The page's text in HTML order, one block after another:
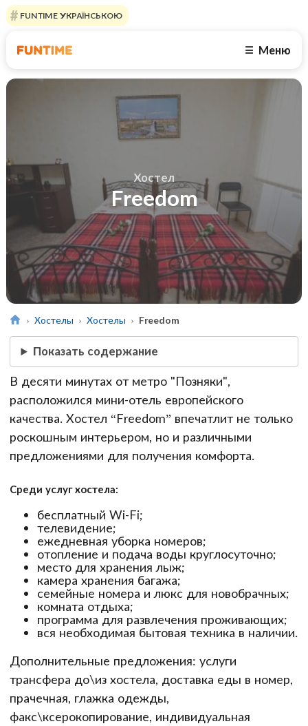
FUNTIME УКРАЇНСЬКОЮ
☰ Меню
Хостел
Freedom
Хостелы Хостелы Freedom
Показать содержание
В десяти минутах от метро "Позняки",
расположился мини-отель европейского
качества. Хостел “Freedom” впечатлит не только
роскошным интерьером, но и различными
предложениями для получения комфорта.
Среди услуг хостела:
бесплатный Wi-Fi;
телевидение;
ежедневная уборка номеров;
отопление и подача воды круглосуточно;
место для хранения лыж;
камера хранения багажа;
семейные номера и люкс для новобрачных;
комната отдыха;
программа для развлечения проживающих;
вся необходимая бытовая техника в наличии.
Дополнительные предложения: услуги
трансфера до\из хостела, доставка еды в номер,
прачечная, глажка одежды,
факс\ксерокопирование, индивидуальная